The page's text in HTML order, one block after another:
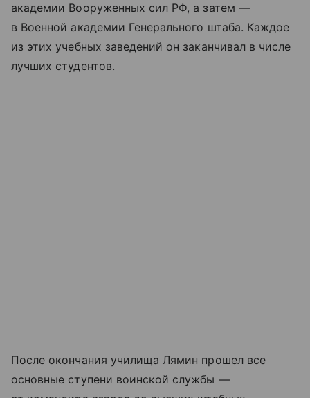
академии Вооруженных сил РФ, а затем —
в Военной академии Генерального штаба. Каждое
из этих учебных заведений он заканчивал в числе
лучших студентов.
После окончания училища Лямин прошел все
основные ступени воинской службы —